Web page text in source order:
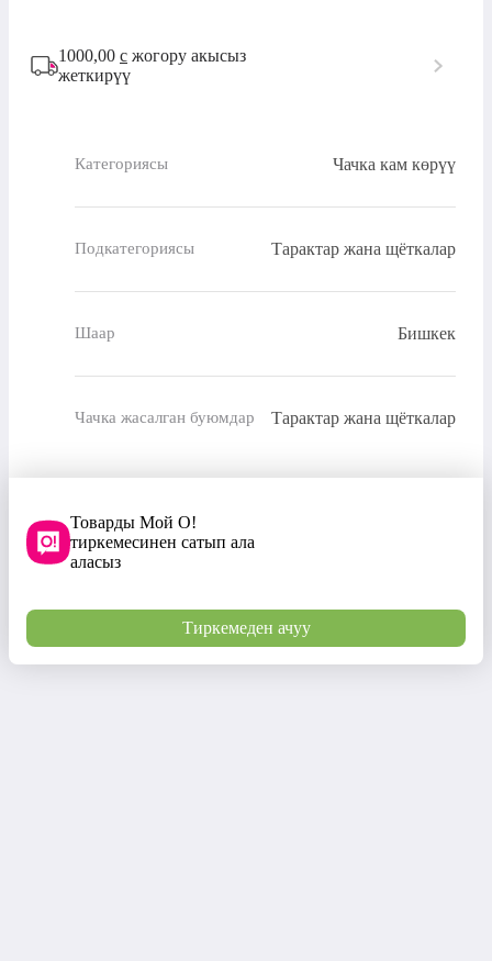
1000,00 с жогору акысыз
жеткирүү
Категориясы Чачка кам көрүү
Подкатегориясы Тарактар жана щёткалар
Шаар Бишкек
Чачка жасалган буюмдар Тарактар жана щёткалар
Товарды Мой О!
тиркемесинен сатып ала
аласыз
Тиркемеден ачуу